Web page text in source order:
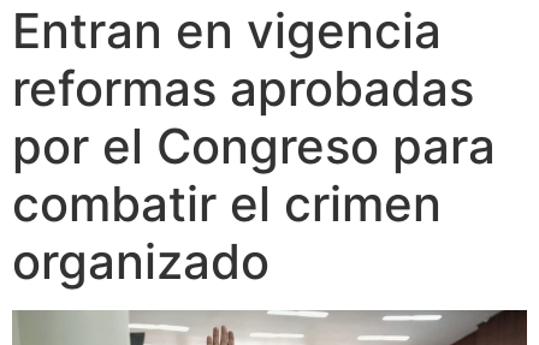
Entran en vigencia
reformas aprobadas
por el Congreso para
combatir el crimen
organizado